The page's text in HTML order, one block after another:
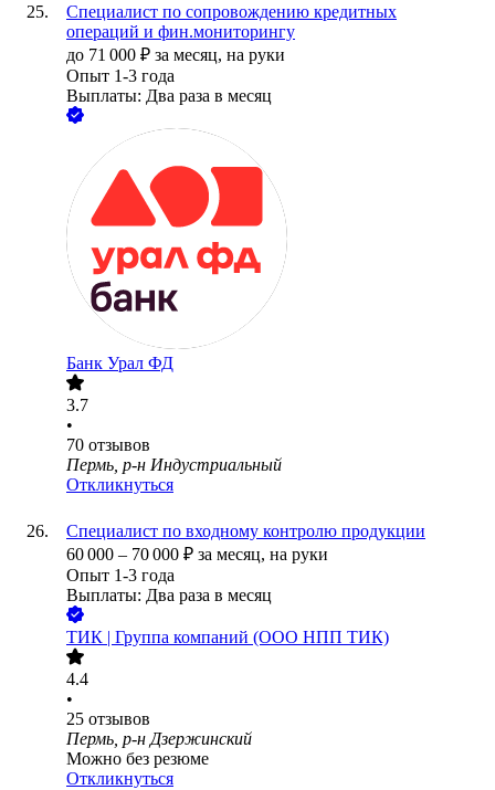
Специалист по сопровождению кредитных
операций и фин.мониторингу
до 71 000 ₽ за месяц, на руки
Опыт 1-3 года
Выплаты: Два раза в месяц
Банк Урал ФД
3.7
•
70 отзывов
Пермь, р-н Индустриальный
Откликнуться
Специалист по входному контролю продукции
60 000 – 70 000 ₽ за месяц, на руки
Опыт 1-3 года
Выплаты: Два раза в месяц
ТИК | Группа компаний (ООО НПП ТИК)
4.4
•
25 отзывов
Пермь, р-н Дзержинский
Можно без резюме
Откликнуться